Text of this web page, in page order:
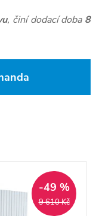
, činí dodací doba 8
9 610 Kč
-49 %